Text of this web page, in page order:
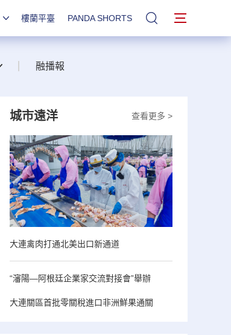
樓蘭平臺 PANDA SHORTS 站內搜索
融播報
查看更多 >
城市遠洋
大連禽肉打通北美出口新通道
“瀋陽—阿根廷企業家交流對接會”舉辦
大連關區首批零關稅進口非洲鮮果通關